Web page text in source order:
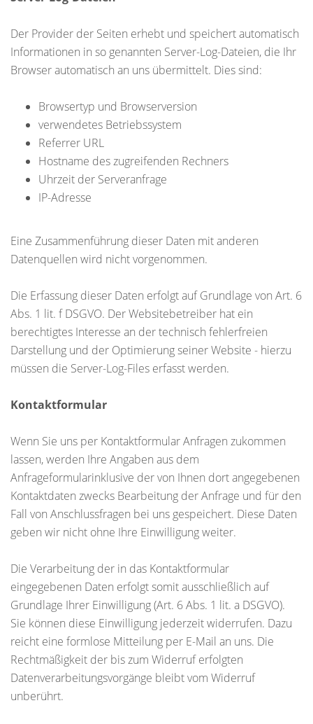
Der Provider der Seiten erhebt und speichert automatisch
Informationen in so genannten Server-Log-Dateien, die Ihr
Browser automatisch an uns übermittelt. Dies sind:
Browsertyp und Browserversion
verwendetes Betriebssystem
Referrer URL
Hostname des zugreifenden Rechners
Uhrzeit der Serveranfrage
IP-Adresse
Eine Zusammenführung dieser Daten mit anderen
Datenquellen wird nicht vorgenommen.
Die Erfassung dieser Daten erfolgt auf Grundlage von Art. 6
Abs. 1 lit. f DSGVO. Der Websitebetreiber hat ein
berechtigtes Interesse an der technisch fehlerfreien
Darstellung und der Optimierung seiner Website - hierzu
müssen die Server-Log-Files erfasst werden.
Kontaktformular
Wenn Sie uns per Kontaktformular Anfragen zukommen
lassen, werden Ihre Angaben aus dem
Anfrageformularinklusive der von Ihnen dort angegebenen
Kontaktdaten zwecks Bearbeitung der Anfrage und für den
Fall von Anschlussfragen bei uns gespeichert. Diese Daten
geben wir nicht ohne Ihre Einwilligung weiter.
Die Verarbeitung der in das Kontaktformular
eingegebenen Daten erfolgt somit ausschließlich auf
Grundlage Ihrer Einwilligung (Art. 6 Abs. 1 lit. a DSGVO).
Sie können diese Einwilligung jederzeit widerrufen. Dazu
reicht eine formlose Mitteilung per E-Mail an uns. Die
Rechtmäßigkeit der bis zum Widerruf erfolgten
Datenverarbeitungsvorgänge bleibt vom Widerruf
unberührt.